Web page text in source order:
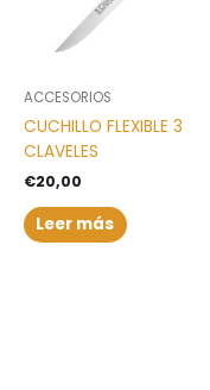
ACCESORIOS
CUCHILLO FLEXIBLE 3
CLAVELES
€20,00
Leer más